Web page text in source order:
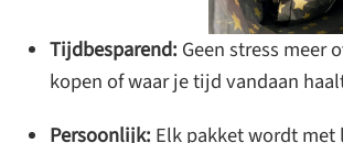
Tijdbesparend: Geen stress meer
kopen of waar je tijd vandaan
Persoonlijk: Elk pakket wordt met